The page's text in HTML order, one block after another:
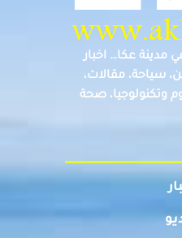
مدينة عكا… اخبار
سياحة، مقالات،
وتكنولوجيا، صحة